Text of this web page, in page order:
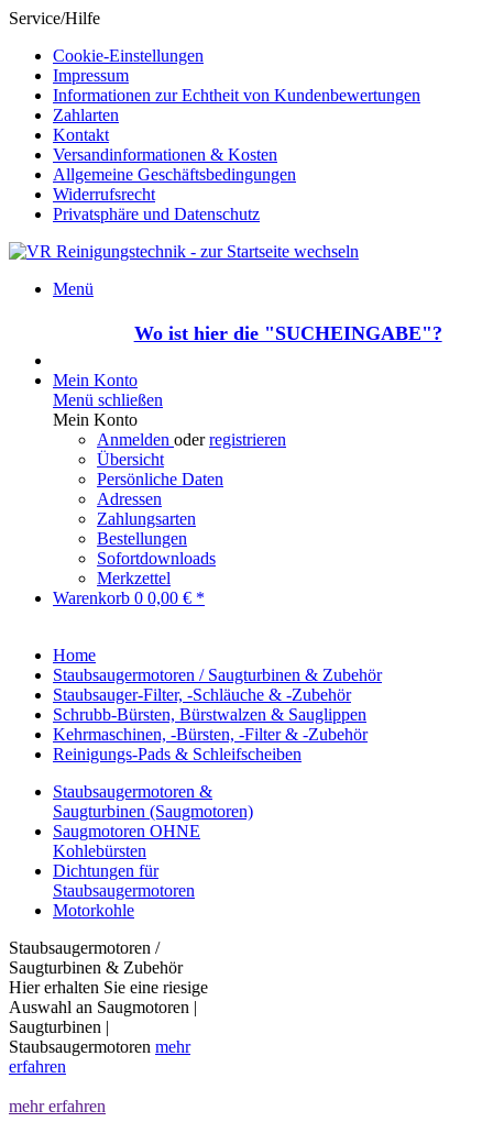
Service/Hilfe
Cookie-Einstellungen
Impressum
Informationen zur Echtheit von Kundenbewertungen
Zahlarten
Kontakt
Versandinformationen & Kosten
Allgemeine Geschäftsbedingungen
Widerrufsrecht
Privatsphäre und Datenschutz
Menü
Wo ist hier die "SUCHEINGABE"?
Mein Konto
Menü schließen
Mein Konto
Anmelden oderregistrieren
Übersicht
Persönliche Daten
Adressen
Zahlungsarten
Bestellungen
Sofortdownloads
Merkzettel
Warenkorb 0 0,00 € *
Home
Staubsaugermotoren / Saugturbinen & Zubehör
Staubsauger-Filter, -Schläuche & -Zubehör
Schrubb-Bürsten, Bürstwalzen & Sauglippen
Kehrmaschinen, -Bürsten, -Filter & -Zubehör
Reinigungs-Pads & Schleifscheiben
Staubsaugermotoren &
Saugturbinen (Saugmotoren)
Saugmotoren OHNE
Kohlebürsten
Dichtungen für
Staubsaugermotoren
Motorkohle
Staubsaugermotoren /
Saugturbinen & Zubehör
Hier erhalten Sie eine riesige
Auswahl an Saugmotoren |
Saugturbinen |
Staubsaugermotoren mehr
erfahren
mehr erfahren